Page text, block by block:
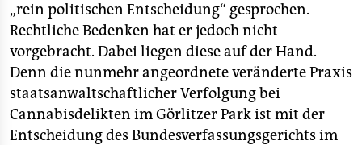
„rein politischen Entscheidung“ gesprochen.
Rechtliche Bedenken hat er jedoch nicht
vorgebracht. Dabei liegen diese auf der Hand.
Denn die nunmehr angeordnete veränderte Praxis
staatsanwaltschaftlicher Verfolgung bei
Cannabisdelikten im Görlitzer Park ist mit der
Entscheidung des Bundesverfassungsgerichts im